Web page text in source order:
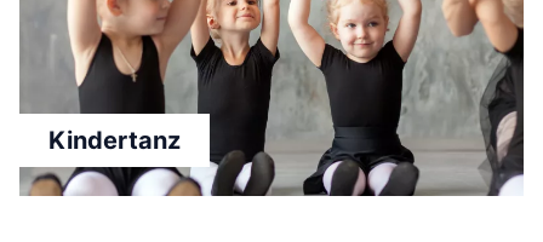
Kindertanz